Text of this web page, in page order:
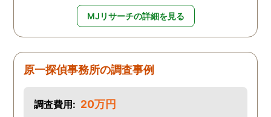
MJリサーチの詳細を見る
原一探偵事務所の調査事例
調査費用: 20万円